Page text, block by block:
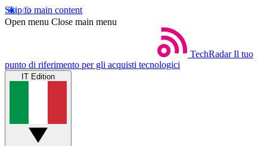
Skip to main content
Open menu Close main menu
TechRadar Il tuo
punto di riferimento per gli acquisti tecnologici
IT Edition